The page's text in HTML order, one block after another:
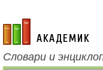
academic.ru
Словари и